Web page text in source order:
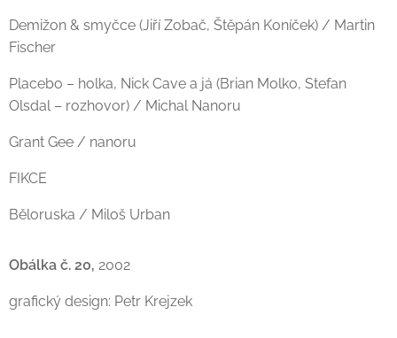
Demižon & smyčce (Jiří Zobač, Štěpán Koníček) / Martin
Fischer
Placebo – holka, Nick Cave a já (Brian Molko, Stefan
Olsdal – rozhovor) / Michal Nanoru
Grant Gee / nanoru
FIKCE
Běloruska / Miloš Urban
Obálka č. 20, 2002
grafický design: Petr Krejzek